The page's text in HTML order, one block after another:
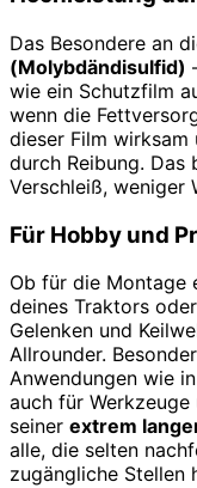
Das Besondere an
(Molybdändisulfid)
wie ein Schutzfilm
wenn die
dieser Film
durch Reibung.
Verschleiß, weniger
Für Hobby und
Ob für die Montage
deines Traktors
Gelenken und
Allrounder.
Anwendungen wie
auch für
seiner extrem
alle, die selten
zugängliche Stellen